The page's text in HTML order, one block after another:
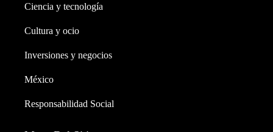
Ciencia y tecnología
Cultura y ocio
Inversiones y negocios
México
Responsabilidad Social